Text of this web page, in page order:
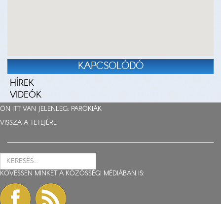
KAPCSOLÓDÓ
HÍREK
VIDEÓK
ÖN ITT VAN JELENLEG: PARÓKIÁK
VISSZA A TETEJÉRE
KÖVESSEN MINKET A KÖZÖSSÉGI MÉDIÁBAN IS: